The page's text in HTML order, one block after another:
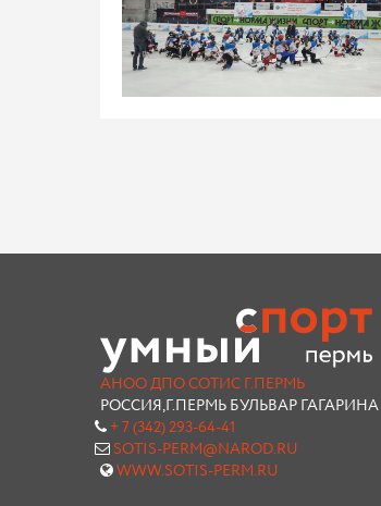
АНОО ДПО СОТИС Г.ПЕРМЬ
РОССИЯ,Г.ПЕРМЬ БУЛЬВАР ГАГАРИНА
+ 7 (342) 293-64-41
SOTIS-PERM@NAROD.RU
WWW.SOTIS-PERM.RU